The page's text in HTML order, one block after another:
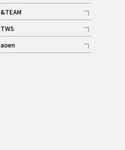
記事
&TEAM
記事
TWS
記事
aoen
記事